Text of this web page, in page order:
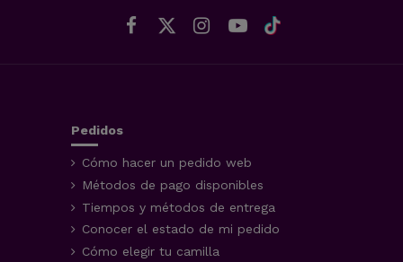
Pedidos
Cómo hacer un pedido web
Métodos de pago disponibles
Tiempos y métodos de entrega
Conocer el estado de mi pedido
Cómo elegir tu camilla